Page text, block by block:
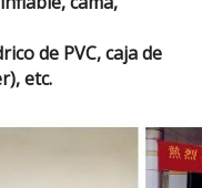
de PVC, caja de
etc.